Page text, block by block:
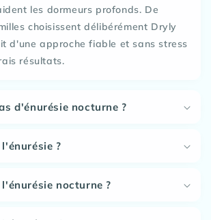
les dormeurs profonds. De
choisissent délibérément Dryly
d'une approche fiable et sans stress
résultats.
d'énurésie nocturne ?
?
nocturne ?